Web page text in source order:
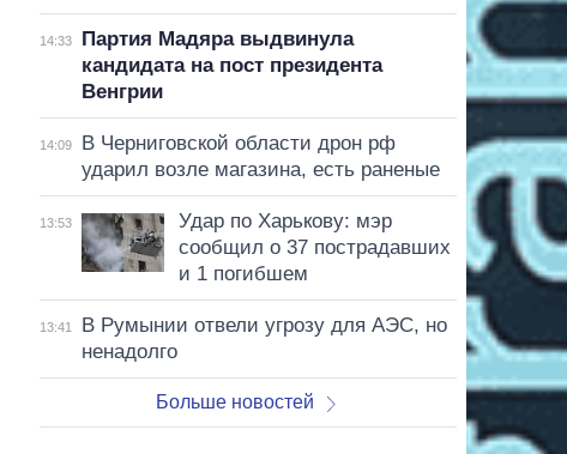
14:33
Партия Мадяра выдвинула
кандидата на пост президента
Венгрии
14:09
В Черниговской области дрон рф
ударил возле магазина, есть раненые
13:53
Удар по Харькову: мэр
сообщил о 37 пострадавших
и 1 погибшем
13:41
В Румынии отвели угрозу для АЭС, но
ненадолго
Больше новостей